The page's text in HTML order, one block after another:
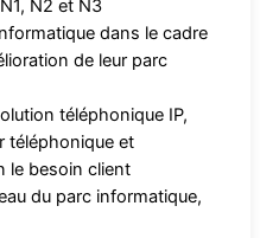
N2 et N3
dans le cadre
de leur parc
téléphonique IP,
téléphonique et
le besoin client
du parc informatique,